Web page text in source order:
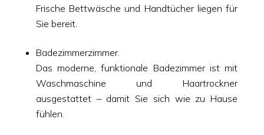
Frische Bettwäsche und Handtücher liegen für
Sie bereit.
Badezimmerzimmer.
Das moderne, funktionale Badezimmer ist mit
Waschmaschine und Haartrockner
ausgestattet – damit Sie sich wie zu Hause
fühlen.